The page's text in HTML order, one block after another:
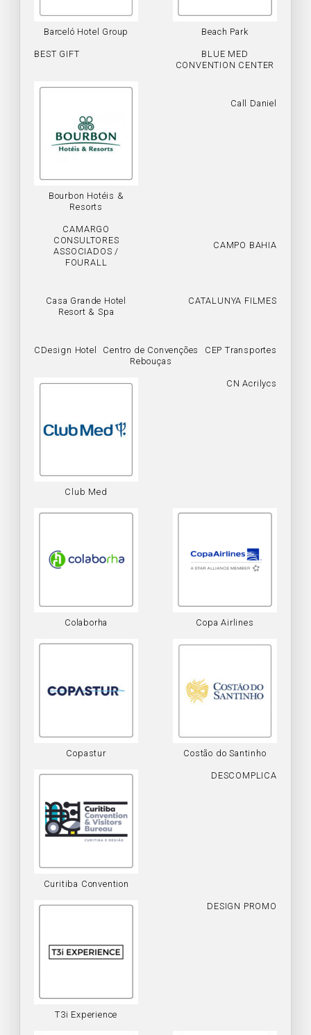
Barceló Hotel Group Beach Park
BEST GIFT
BLUE MED
CONVENTION CENTER
Bourbon Hotéis &
Resorts
Call Daniel
CAMARGO
CONSULTORES
ASSOCIADOS /
FOURALL
CAMPO BAHIA
Casa Grande Hotel
Resort & Spa
CATALUNYA FILMES
CDesign Hotel
Centro de Convenções
Rebouças
CEP Transportes
Club Med
CN Acrilycs
Colaborha Copa Airlines
Copastur Costão do Santinho
Curitiba Convention
DESCOMPLICA
T3i Experience
DESIGN PROMO